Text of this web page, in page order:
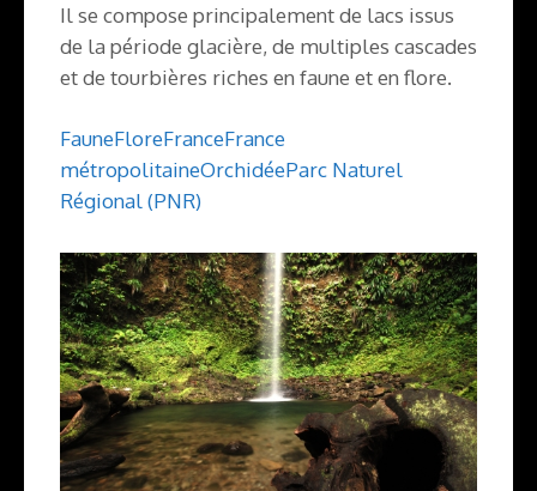
Il se compose principalement de lacs issus
de la période glacière, de multiples cascades
et de tourbières riches en faune et en flore.
FauneFloreFranceFrance
métropolitaineOrchidéeParc Naturel
Régional (PNR)